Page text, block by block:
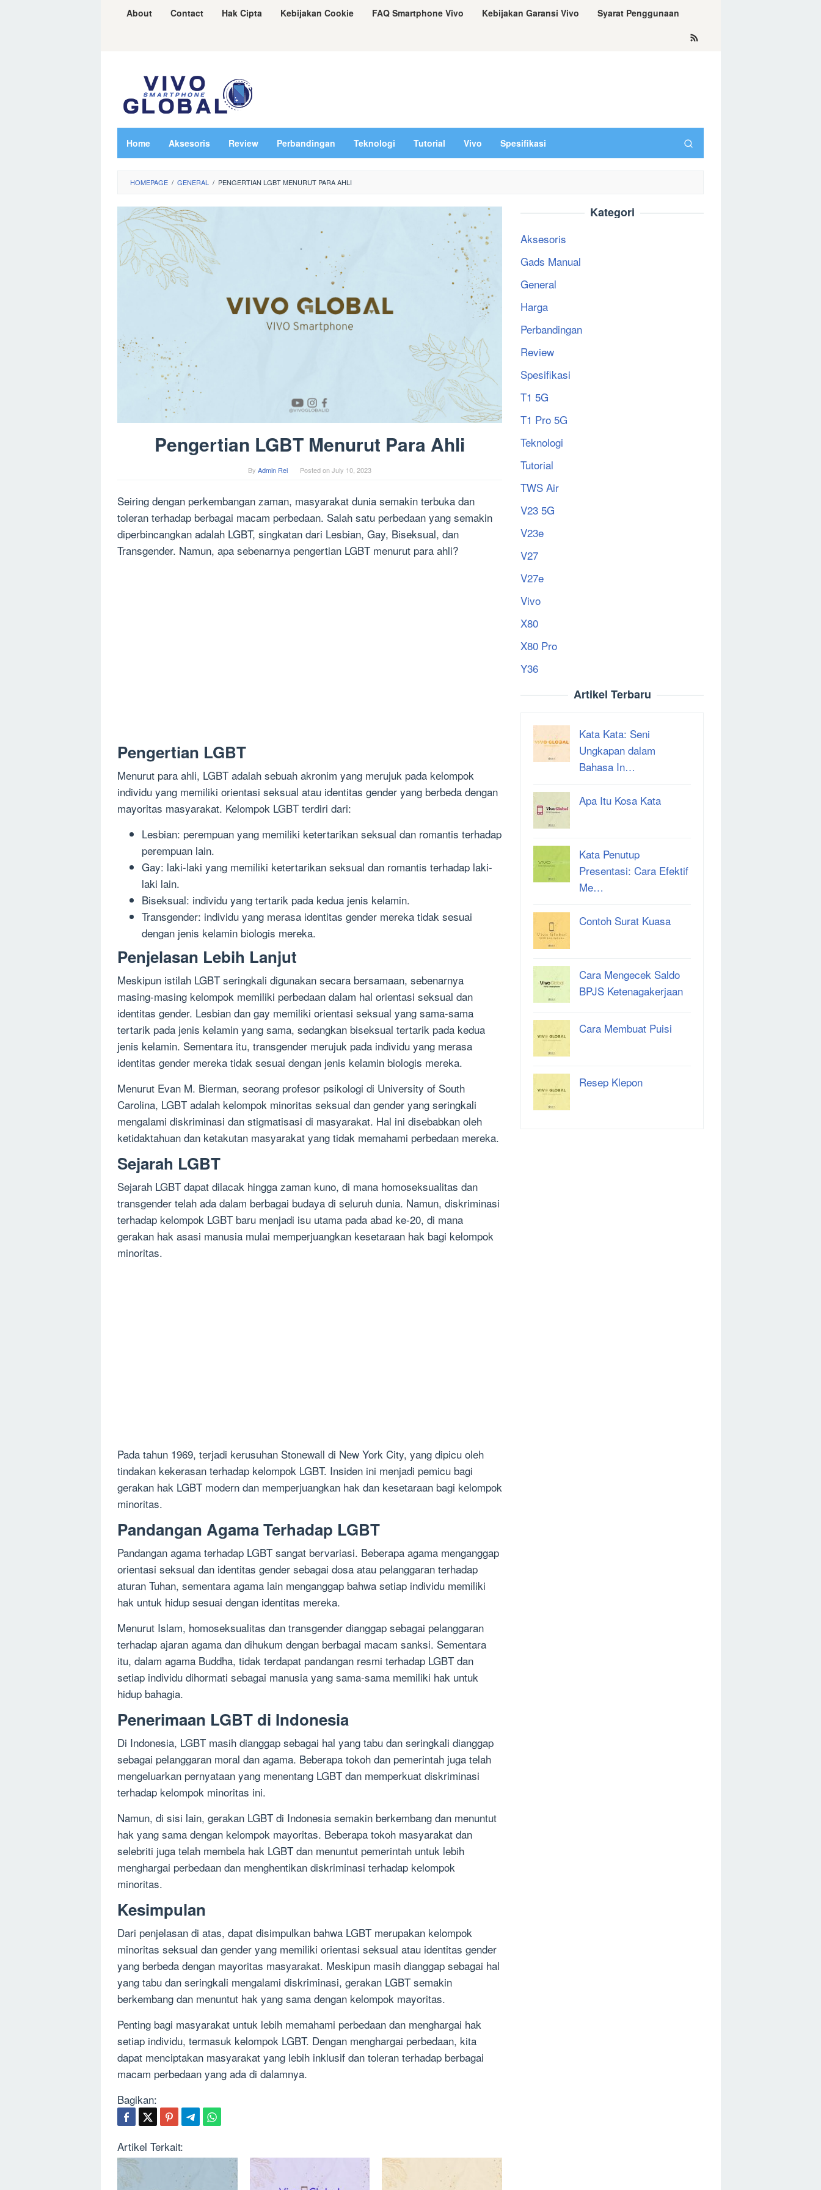
About Contact Hak Cipta Kebijakan Cookie FAQ Smartphone Vivo Kebijakan Garansi Vivo Syarat Penggunaan
Home Aksesoris Review Perbandingan Teknologi Tutorial Vivo Spesifikasi
HOMEPAGE / GENERAL / PENGERTIAN LGBT MENURUT PARA AHLI
Pengertian LGBT Menurut Para Ahli
By Admin Rei Posted onJuly 10, 2023
Seiring dengan perkembangan zaman, masyarakat dunia semakin terbuka dan
toleran terhadap berbagai macam perbedaan. Salah satu perbedaan yang semakin
diperbincangkan adalah LGBT, singkatan dari Lesbian, Gay, Biseksual, dan
Transgender. Namun, apa sebenarnya pengertian LGBT menurut para ahli?
Pengertian LGBT
Menurut para ahli, LGBT adalah sebuah akronim yang merujuk pada kelompok
individu yang memiliki orientasi seksual atau identitas gender yang berbeda dengan
mayoritas masyarakat. Kelompok LGBT terdiri dari:
Lesbian: perempuan yang memiliki ketertarikan seksual dan romantis terhadap
perempuan lain.
Gay: laki-laki yang memiliki ketertarikan seksual dan romantis terhadap laki-
laki lain.
Biseksual: individu yang tertarik pada kedua jenis kelamin.
Transgender: individu yang merasa identitas gender mereka tidak sesuai
dengan jenis kelamin biologis mereka.
Penjelasan Lebih Lanjut
Meskipun istilah LGBT seringkali digunakan secara bersamaan, sebenarnya
masing-masing kelompok memiliki perbedaan dalam hal orientasi seksual dan
identitas gender. Lesbian dan gay memiliki orientasi seksual yang sama-sama
tertarik pada jenis kelamin yang sama, sedangkan biseksual tertarik pada kedua
jenis kelamin. Sementara itu, transgender merujuk pada individu yang merasa
identitas gender mereka tidak sesuai dengan jenis kelamin biologis mereka.
Menurut Evan M. Bierman, seorang profesor psikologi di University of South
Carolina, LGBT adalah kelompok minoritas seksual dan gender yang seringkali
mengalami diskriminasi dan stigmatisasi di masyarakat. Hal ini disebabkan oleh
ketidaktahuan dan ketakutan masyarakat yang tidak memahami perbedaan mereka.
Sejarah LGBT
Sejarah LGBT dapat dilacak hingga zaman kuno, di mana homoseksualitas dan
transgender telah ada dalam berbagai budaya di seluruh dunia. Namun, diskriminasi
terhadap kelompok LGBT baru menjadi isu utama pada abad ke-20, di mana
gerakan hak asasi manusia mulai memperjuangkan kesetaraan hak bagi kelompok
minoritas.
Pada tahun 1969, terjadi kerusuhan Stonewall di New York City, yang dipicu oleh
tindakan kekerasan terhadap kelompok LGBT. Insiden ini menjadi pemicu bagi
gerakan hak LGBT modern dan memperjuangkan hak dan kesetaraan bagi kelompok
minoritas.
Pandangan Agama Terhadap LGBT
Pandangan agama terhadap LGBT sangat bervariasi. Beberapa agama menganggap
orientasi seksual dan identitas gender sebagai dosa atau pelanggaran terhadap
aturan Tuhan, sementara agama lain menganggap bahwa setiap individu memiliki
hak untuk hidup sesuai dengan identitas mereka.
Menurut Islam, homoseksualitas dan transgender dianggap sebagai pelanggaran
terhadap ajaran agama dan dihukum dengan berbagai macam sanksi. Sementara
itu, dalam agama Buddha, tidak terdapat pandangan resmi terhadap LGBT dan
setiap individu dihormati sebagai manusia yang sama-sama memiliki hak untuk
hidup bahagia.
Penerimaan LGBT di Indonesia
Di Indonesia, LGBT masih dianggap sebagai hal yang tabu dan seringkali dianggap
sebagai pelanggaran moral dan agama. Beberapa tokoh dan pemerintah juga telah
mengeluarkan pernyataan yang menentang LGBT dan memperkuat diskriminasi
terhadap kelompok minoritas ini.
Namun, di sisi lain, gerakan LGBT di Indonesia semakin berkembang dan menuntut
hak yang sama dengan kelompok mayoritas. Beberapa tokoh masyarakat dan
selebriti juga telah membela hak LGBT dan menuntut pemerintah untuk lebih
menghargai perbedaan dan menghentikan diskriminasi terhadap kelompok
minoritas.
Kesimpulan
Dari penjelasan di atas, dapat disimpulkan bahwa LGBT merupakan kelompok
minoritas seksual dan gender yang memiliki orientasi seksual atau identitas gender
yang berbeda dengan mayoritas masyarakat. Meskipun masih dianggap sebagai hal
yang tabu dan seringkali mengalami diskriminasi, gerakan LGBT semakin
berkembang dan menuntut hak yang sama dengan kelompok mayoritas.
Penting bagi masyarakat untuk lebih memahami perbedaan dan menghargai hak
setiap individu, termasuk kelompok LGBT. Dengan menghargai perbedaan, kita
dapat menciptakan masyarakat yang lebih inklusif dan toleran terhadap berbagai
macam perbedaan yang ada di dalamnya.
Bagikan:
Artikel Terkait:
Kategori
Aksesoris
Gads Manual
General
Harga
Perbandingan
Review
Spesifikasi
T1 5G
T1 Pro 5G
Teknologi
Tutorial
TWS Air
V23 5G
V23e
V27
V27e
Vivo
X80
X80 Pro
Y36
Artikel Terbaru
Kata Kata: Seni
Ungkapan dalam
Bahasa In…
Apa Itu Kosa Kata
Kata Penutup
Presentasi: Cara Efektif
Me…
Contoh Surat Kuasa
Cara Mengecek Saldo
BPJS Ketenagakerjaan
Cara Membuat Puisi
Resep Klepon